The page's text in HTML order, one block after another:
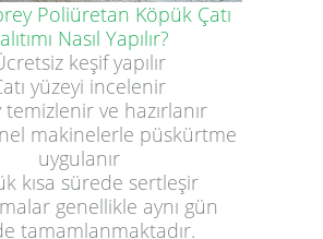
Poliüretan Köpük Çatı
Nasıl Yapılır?
keşif yapılır
yüzeyi incelenir
temizlenir ve hazırlanır
makinelerle püskürtme
uygulanır
kısa sürede sertleşir
genellikle aynı gün
tamamlanmaktadır.